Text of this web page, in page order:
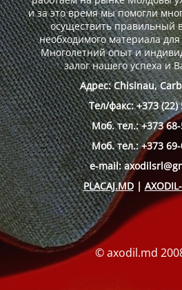
и за это время мы помогли
осуществить правильный
необходимого материала
Многолетний опыт и
залог нашего успеха и
Адрес: Chisinau,
Тел/факс: +373 (22)
Моб. тел.: +373
Моб. тел.: +373
e-mail:
PLACAJ.MD|
© axodil.md